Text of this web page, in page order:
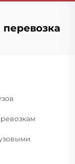
перевозка